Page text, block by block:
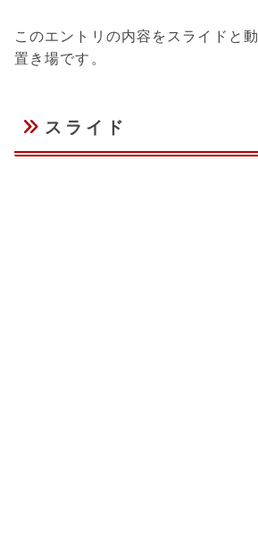
このエントリの内容をスライドと
置き場です。
スライド